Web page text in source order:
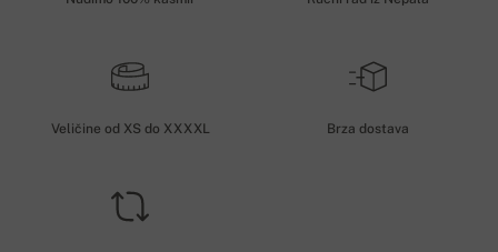
Veličine od XS do XXXXL Brza dostava